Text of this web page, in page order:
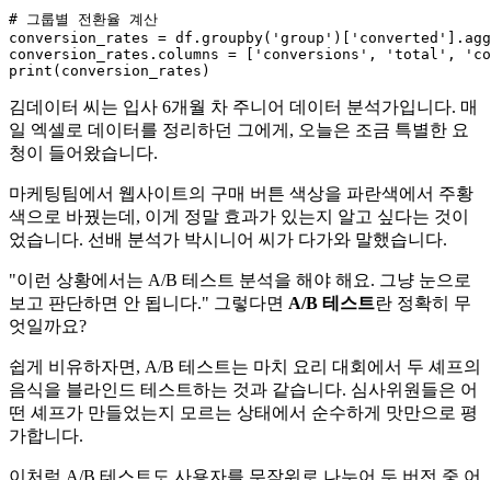
# 그룹별 전환율 계산
conversion_rates = df.groupby( 'group' )[ 'converted'
conversion_rates.columns = [
'conversions' , 'total' ,
print
김데이터 씨는 입사 6개월 차 주니어 데이터 분석가입니다. 매
일 엑셀로 데이터를 정리하던 그에게, 오늘은 조금 특별한 요
청이 들어왔습니다.
마케팅팀에서 웹사이트의 구매 버튼 색상을 파란색에서 주황
색으로 바꿨는데, 이게 정말 효과가 있는지 알고 싶다는 것이
었습니다. 선배 분석가 박시니어 씨가 다가와 말했습니다.
"이런 상황에서는 A/B 테스트 분석을 해야 해요. 그냥 눈으로
보고 판단하면 안 됩니다." 그렇다면 A/B 테스트란 정확히 무
엇일까요?
쉽게 비유하자면, A/B 테스트는 마치 요리 대회에서 두 셰프의
음식을 블라인드 테스트하는 것과 같습니다. 심사위원들은 어
떤 셰프가 만들었는지 모르는 상태에서 순수하게 맛만으로 평
가합니다.